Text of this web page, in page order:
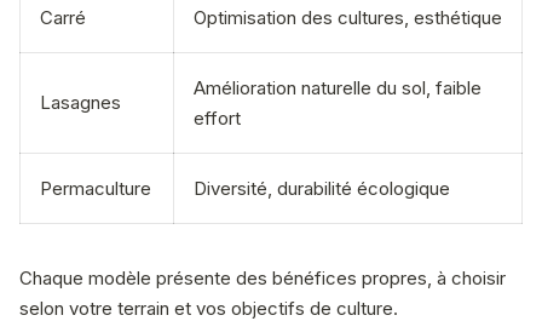
Carré Optimisation des cultures, esthétique
Lasagnes
Amélioration naturelle du sol, faible
effort
Permaculture Diversité, durabilité écologique
Chaque modèle présente des bénéfices propres, à choisir
selon votre terrain et vos objectifs de culture.